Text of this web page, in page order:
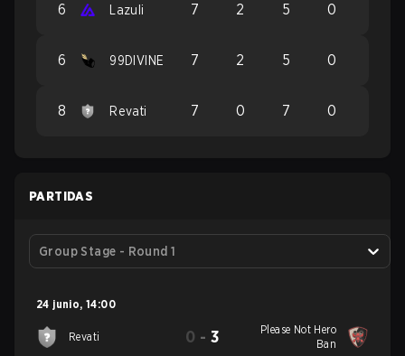
6 Lazuli 7 2 5 0
6 99DIVINE 7 2 5 0
8 Revati 7 0 7 0
PARTIDAS
Group Stage - Round 1
24 junio, 14:00
Revati 0 - 3
Please Not Hero
Ban